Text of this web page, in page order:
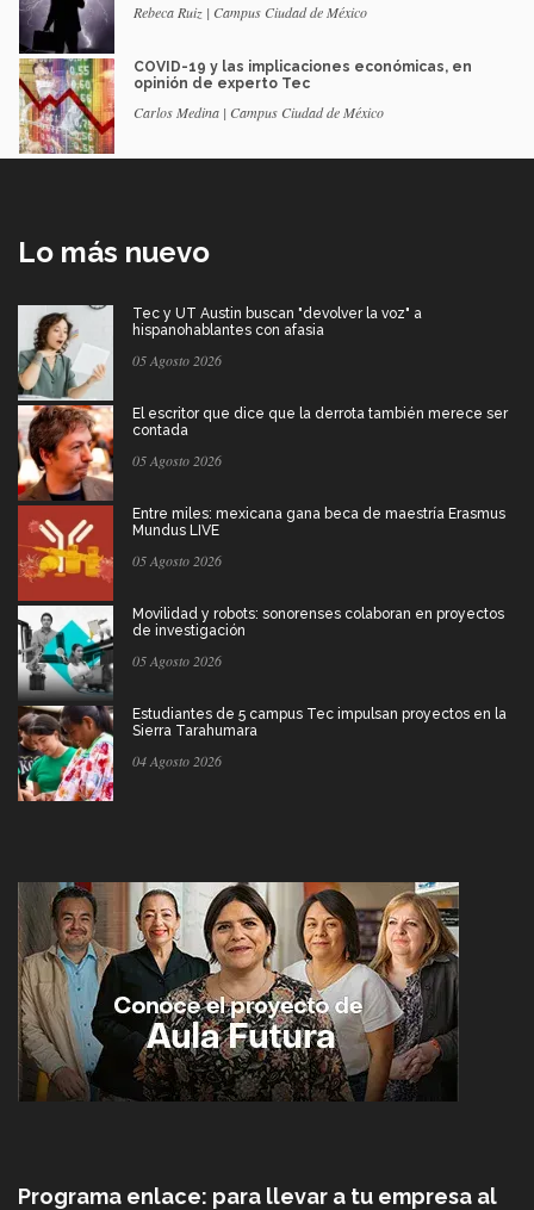
Rebeca Ruiz | Campus Ciudad de México
COVID-19 y las implicaciones económicas, en
opinión de experto Tec
Carlos Medina | Campus Ciudad de México
Lo más nuevo
Tec y UT Austin buscan "devolver la voz" a
hispanohablantes con afasia
05 Agosto 2026
El escritor que dice que la derrota también merece ser
contada
05 Agosto 2026
Entre miles: mexicana gana beca de maestría Erasmus
Mundus LIVE
05 Agosto 2026
Movilidad y robots: sonorenses colaboran en proyectos
de investigación
05 Agosto 2026
Estudiantes de 5 campus Tec impulsan proyectos en la
Sierra Tarahumara
04 Agosto 2026
Programa enlace: para llevar a tu empresa al